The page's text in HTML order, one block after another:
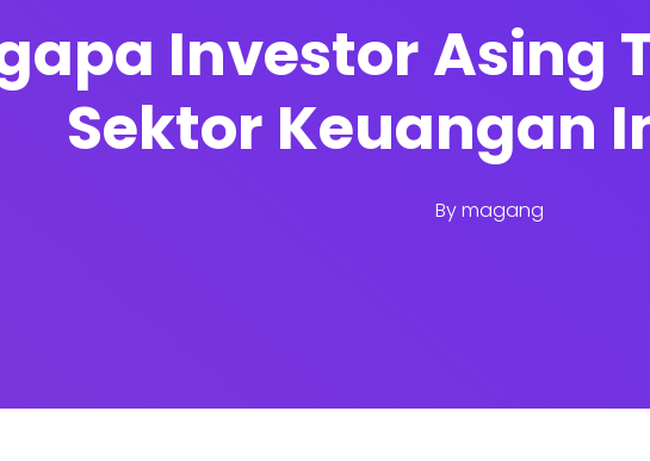
Investor Asing
Sektor Keuangan
Bymagang